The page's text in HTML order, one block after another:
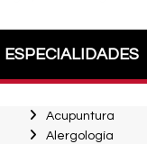
ESPECIALIDADES
Acupuntura
Alergología